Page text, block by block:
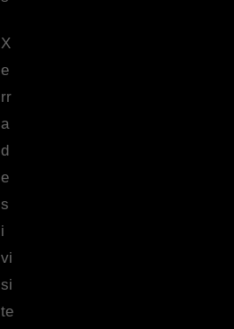
X
e
rr
a
d
e
s
i
vi
si
te